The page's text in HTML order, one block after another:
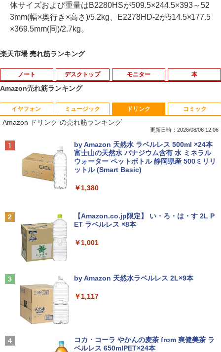
体サイズおよび重量はB2280HSが509.5×244.5×393～52
3mm(幅×奥行き×高さ)/5.2kg、E2278HD-2が514.5×177.5
×369.5mm(同)/2.7kg。
楽天市場 売れ筋ランキング
ノート
1
中古パソコン | Dell | Latitude 3500 | Wi
ndows11 | ノートPC | 一年保証 | 第8世
代 | Core i5-8265U 1.6(〜最大3.9)GHz |
ライブ非搭載 | 無線LAN:あり | Webカメ
ラ内蔵 | フルHD | テンキー | Win11Pro6
4Bit | ACアダプター付属
【最新Office2024】中古ノート Lenovo
ThinkPad L580 第8世代Core i5 大画面
SD 1TB テンキー付き Webカメラ内蔵 U
レノボ Lenovo ThinkPad L380 第8世代
Core i5 メモリ8GB/16GB SSD128/256G
デスクトップ
1
エアリア 世田谷電器 世田谷の給水塔 キ
ーボード用メンテナンスツール キーキャ
ップ外し スイッチプラー AR-REMOVE
￥1,580
ミニPC Dell HP Lenovo 高速CPU 第8世
代 Corei3/i5-8500T メモリ最大16GB SS
o 中古パソコンデスクトップパソコン ミ
ニPC デル 中古パソコンデスクトップPC
￥17,888
中古パソコン | HP | ProDesk 600 G4 SF
証 | 第8世代 | Core i5 8500 3.0(〜最大4.
￥21,980
モニター
1
【マラソンセール期間中ポイント5倍】中
古モニター 19〜27インチ サイズ選択可
能 HDMI / DisplayPort / VGA / DVI 端子
ブモニターにおすすめ 動作確認済み 30
日保証 送料無料
￥4,580
ル ディスプレイ 液晶モニター PCモニタ
ー 壁掛け フリッカーレス FreeSync 21.
カット VAパネル VESAフル FHDノング
ルーライト軽減 フリッカーレス VESA対
応 Adaptive Sync対応 4000:1コントラ
本
1
2027 近江兄弟社中学校・直前対策合格セ
ット問題集(5冊) 中学受験 過去問の傾向
と対策 / 参考書 自宅学習 送料無料 / 受験
￥19,250
買わない生活 [ 稲垣 えみ子 ]
ゼイ ]
￥1,980
（ジャンプコミックス） [ 鳥山 明 ]
Amazon売れ筋ランキング
イヤフォン
Anker Soundcore P40i オフホワイト
￥5,990
￥4,990
ラック
￥14,990
レスイヤホン bluetooth イヤホン V12 小型
軽量 ブルートゥースHi-Fi 最大36時間再生 ぶ
ミュージック
BRUCE WAYNE feat. Flo Milli, ATL Jacob
[Explicit]
￥250
[Explicit]
￥250
ドリンク
Amazon ドリンク の売れ筋ランキング
更新日時：2026/08/06 12:06
by Amazon 天然水 ラベルレス 500ml ×24本
富士山の天然水 バナジウム含有 水 ミネラル
ウォーター ペットボトル 静岡県産 500ミリリ
ットル (Smart Basic)
￥1,380
【Amazon.co.jp限定】 い・ろ・は・す 2L P
ET ラベルレス ×8本
￥1,001
by Amazon 天然水ラベルレス 2L×9本
￥1,117
コカ・コーラ やかんの麦茶 from 爽健美茶 ラ
ベルレス 650mlPET×24本
コミック